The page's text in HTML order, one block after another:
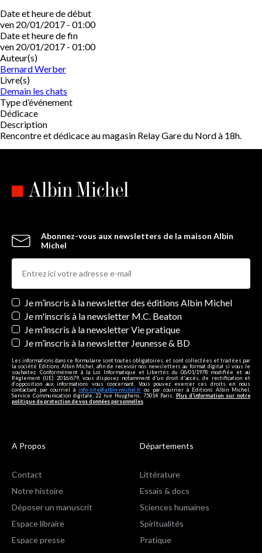
Date et heure de début
ven 20/01/2017 - 01:00
Date et heure de fin
ven 20/01/2017 - 01:00
Auteur(s)
Bernard Werber
Livre(s)
Demain les chats
Type d’événement
Dédicace
Description
Rencontre et dédicace au magasin Relay Gare du Nord à 18h.
Abonnez-vous aux newsletters de la maison Albin
Michel
Newsletters
Je m’inscris à la newsletter des éditions Albin Michel
Je m'inscris à la newsletter M.C. Beaton
Je m’inscris à la newsletter Vie pratique
Je m’inscris à la newsletter Jeunesse & BD
Les informations dans ce formulaire sont toutes obligatoires, et sont collectées et traitées par
la société Editions Albin Michel, afin de recevoir nos newsletters au format digital si vous le
souhaitez. Conformément à la Loi Informatique et Libertés du 06/01/1978 modifiée et au
Règlement (UE) 2016/679, vous disposez notamment d'un droit d'accès, de rectification et
d’opposition aux informations vous concernant. Vous pouvez exercer ces droits en nous
contactant par courriel à info-site@albin-michel.fr ou par courrier à Editions Albin Michel,
Service Communication digitale, 22 rue Huyghens, 75014 Paris. Plus d’information sur notre
politique de protection de vos données personnelles
A Propos
Contact
Notre histoire
Déposer un manuscrit
Espace libraire
Espace presse
Départements
Littérature
Essais & docs
Sciences humaines
Spiritualités
Pratique